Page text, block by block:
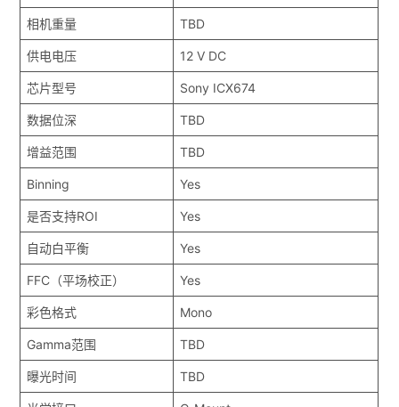
相机重量 TBD
供电电压 12 V DC
芯片型号 Sony ICX674
数据位深 TBD
增益范围 TBD
Binning Yes
是否支持ROI Yes
自动白平衡 Yes
FFC（平场校正） Yes
彩色格式 Mono
Gamma范围 TBD
曝光时间 TBD